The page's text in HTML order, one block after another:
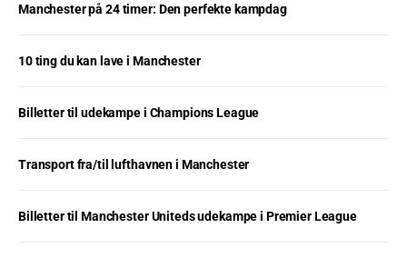
Manchester på 24 timer: Den perfekte kampdag
10 ting du kan lave i Manchester
Billetter til udekampe i Champions League
Transport fra/til lufthavnen i Manchester
Billetter til Manchester Uniteds udekampe i Premier League